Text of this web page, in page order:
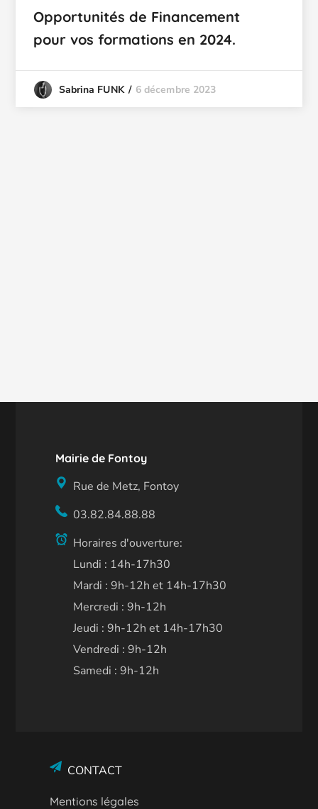
Opportunités de Financement
pour vos formations en 2024.
Sabrina FUNK 6 décembre 2023
Mairie de Fontoy
Rue de Metz, Fontoy
03.82.84.88.88
Horaires d'ouverture:
Lundi : 14h-17h30
Mardi : 9h-12h et 14h-17h30
Mercredi : 9h-12h
Jeudi : 9h-12h et 14h-17h30
Vendredi : 9h-12h
Samedi : 9h-12h
CONTACT
Mentions légales